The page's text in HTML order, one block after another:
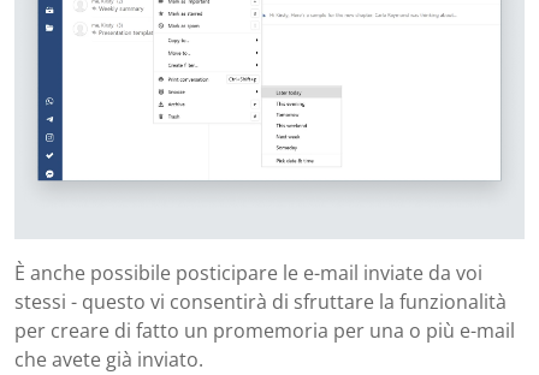
È anche possibile posticipare le e-mail inviate da voi
stessi - questo vi consentirà di sfruttare la funzionalità
per creare di fatto un promemoria per una o più e-mail
che avete già inviato.